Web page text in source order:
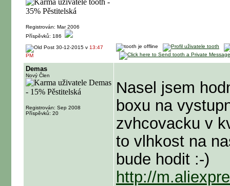
Registrován: Mar 2006
Příspěvků: 186
30-12-2015 v 13:47
PM
Demas
Nový Člen
Registrován: Sep 2008
Příspěvků: 20
Nasel jsem
boxu na
zvhcovacku v
to vlhkost na
bude hodit :-)
http://